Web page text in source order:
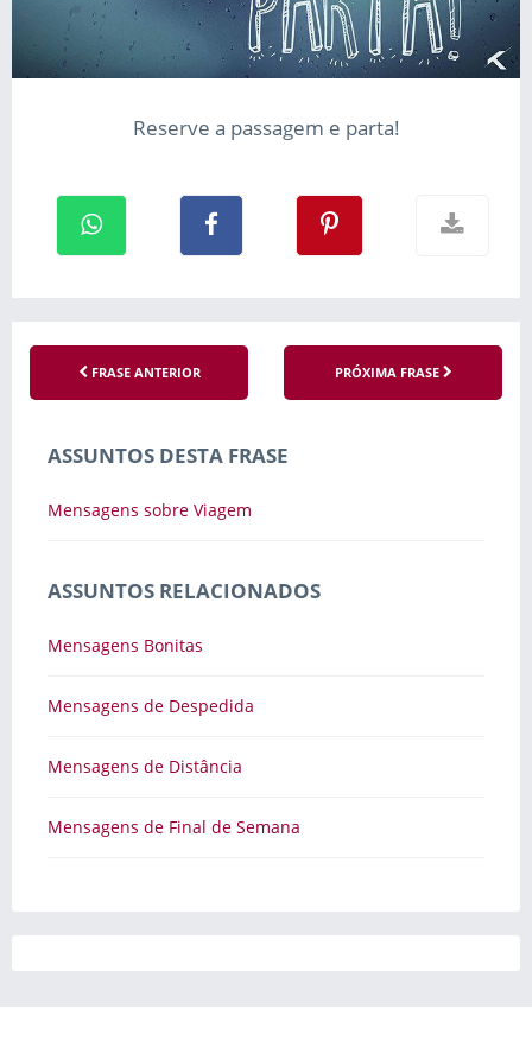
Reserve a passagem e parta!
FRASE ANTERIOR PRÓXIMA FRASE
ASSUNTOS DESTA FRASE
Mensagens sobre Viagem
ASSUNTOS RELACIONADOS
Mensagens Bonitas
Mensagens de Despedida
Mensagens de Distância
Mensagens de Final de Semana